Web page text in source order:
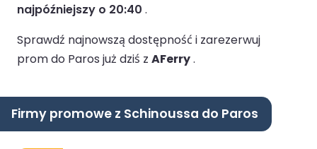
najpóźniejszy o 20:40 .
Sprawdź najnowszą dostępność i zarezerwuj
prom do Paros już dziś z AFerry.
Firmy promowe z Schinoussa do Paros